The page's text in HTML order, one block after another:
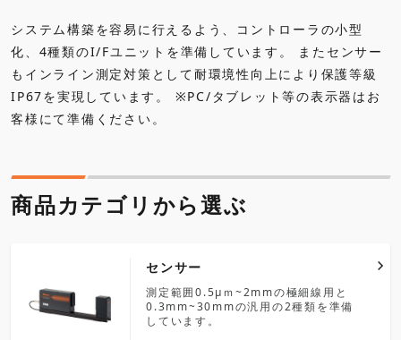
システム構築を容易に行えるよう、コントローラの小型
化、4種類のI/Fユニットを準備しています。 またセンサー
もインライン測定対策として耐環境性向上により保護等級
IP67を実現しています。 ※PC/タブレット等の表示器はお
客様にて準備ください。
商品カテゴリから選ぶ
センサー
測定範囲0.5μｍ~2mmの極細線用と
0.3mm~30mmの汎用の2種類を準備
しています。